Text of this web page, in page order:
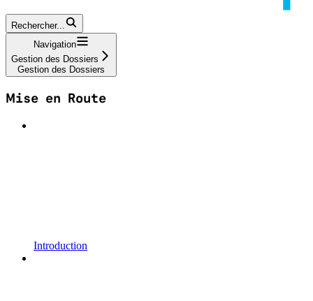
Rechercher...
Navigation
Gestion des Dossiers
Gestion des Dossiers
Mise en Route
Introduction